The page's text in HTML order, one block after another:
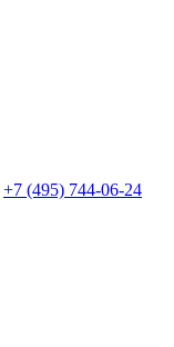
+7 (495) 744-06-24